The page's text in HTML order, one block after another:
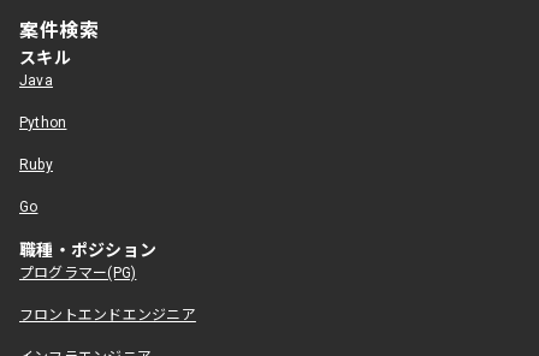
案件検索
スキル
Java
Python
Ruby
Go
職種・ポジション
プログラマー(PG)
フロントエンドエンジニア